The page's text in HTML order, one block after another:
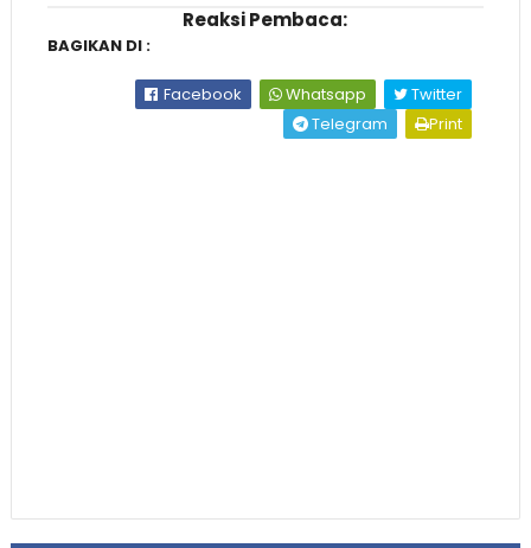
Reaksi Pembaca:
BAGIKAN DI :
Facebook Whatsapp
Twitter
Telegram
Print